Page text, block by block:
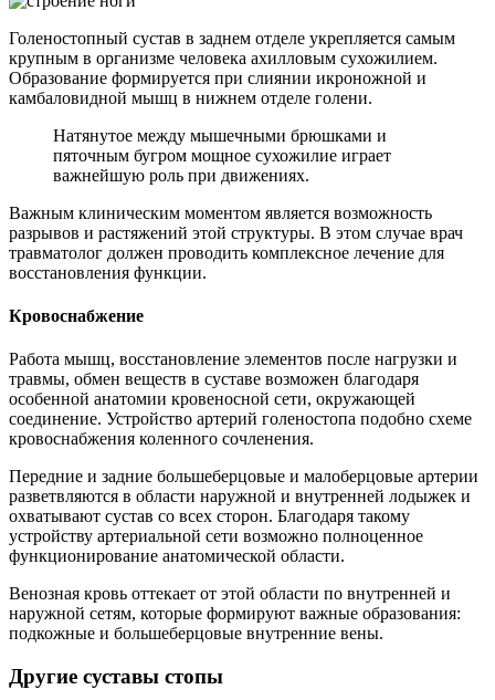
Голеностопный сустав в заднем отделе укрепляется самым
крупным в организме человека ахилловым сухожилием.
Образование формируется при слиянии икроножной и
камбаловидной мышц в нижнем отделе голени.
Натянутое между мышечными брюшками и
пяточным бугром мощное сухожилие играет
важнейшую роль при движениях.
Важным клиническим моментом является возможность
разрывов и растяжений этой структуры. В этом случае врач
травматолог должен проводить комплексное лечение для
восстановления функции.
Кровоснабжение
Работа мышц, восстановление элементов после нагрузки и
травмы, обмен веществ в суставе возможен благодаря
особенной анатомии кровеносной сети, окружающей
соединение. Устройство артерий голеностопа подобно схеме
кровоснабжения коленного сочленения.
Передние и задние большеберцовые и малоберцовые артерии
разветвляются в области наружной и внутренней лодыжек и
охватывают сустав со всех сторон. Благодаря такому
устройству артериальной сети возможно полноценное
функционирование анатомической области.
Венозная кровь оттекает от этой области по внутренней и
наружной сетям, которые формируют важные образования:
подкожные и большеберцовые внутренние вены.
Другие суставы стопы